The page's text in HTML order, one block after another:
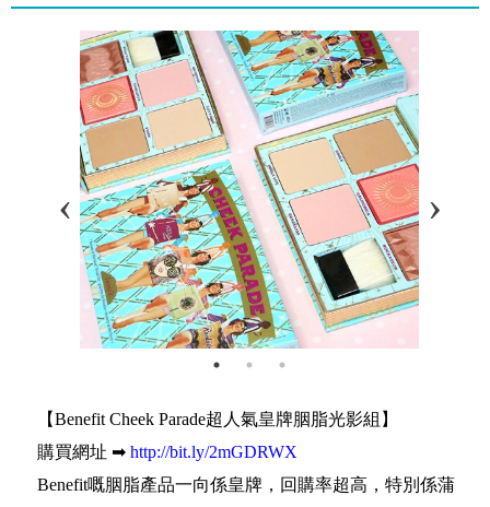
【Benefit Cheek Parade超人氣皇牌胭脂光影組】
購買網址 ➡ http://bit.ly/2mGDRWX
Benefit嘅胭脂產品一向係皇牌，回購率超高，特別係蒲